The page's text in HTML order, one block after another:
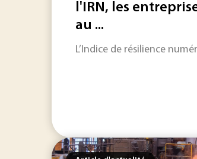
l'IRN, les
au ...
L’Indice de résilience